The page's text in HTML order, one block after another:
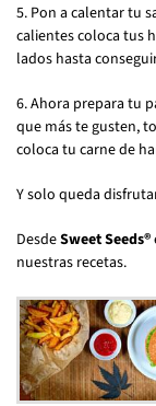
5. Pon a calentar tu
calientes coloca tus
lados hasta
6. Ahora prepara tu
que más te gusten,
coloca tu carne de
Y solo queda
DesdeSweet Seeds®
nuestras recetas.